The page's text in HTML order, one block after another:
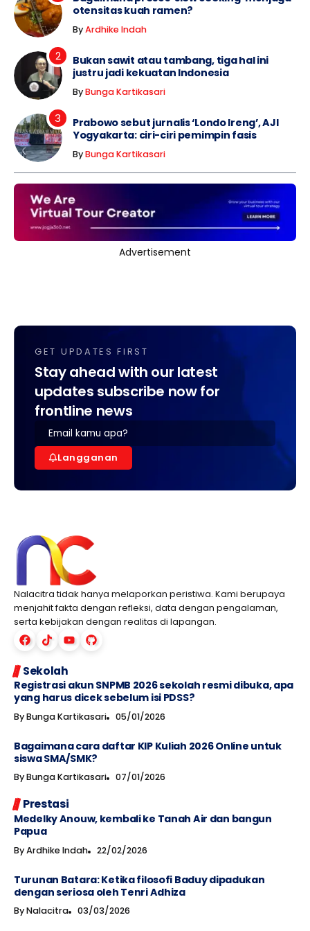
otensitas kuah ramen?
ByArdhike Indah
Bukan sawit atau tambang, tiga hal ini
justru jadi kekuatan Indonesia
ByBunga Kartikasari
Prabowo sebut jurnalis ‘Londo Ireng’, AJI
Yogyakarta: ciri-ciri pemimpin fasis
ByBunga Kartikasari
Advertisement
GET UPDATES FIRST
Stay ahead with our latest
updates subscribe now for
frontline news
Langganan
Nalacitra tidak hanya melaporkan peristiwa. Kami berupaya
menjahit fakta dengan refleksi, data dengan pengalaman,
serta kebijakan dengan realitas di lapangan.
Sekolah
Registrasi akun SNPMB 2026 sekolah resmi dibuka, apa
yang harus dicek sebelum isi PDSS?
ByBunga Kartikasari 05/01/2026
Bagaimana cara daftar KIP Kuliah 2026 Online untuk
siswa SMA/SMK?
ByBunga Kartikasari 07/01/2026
Prestasi
Medelky Anouw, kembali ke Tanah Air dan bangun
Papua
ByArdhike Indah 22/02/2026
Turunan Batara: Ketika filosofi Baduy dipadukan
dengan seriosa oleh Tenri Adhiza
ByNalacitra 03/03/2026